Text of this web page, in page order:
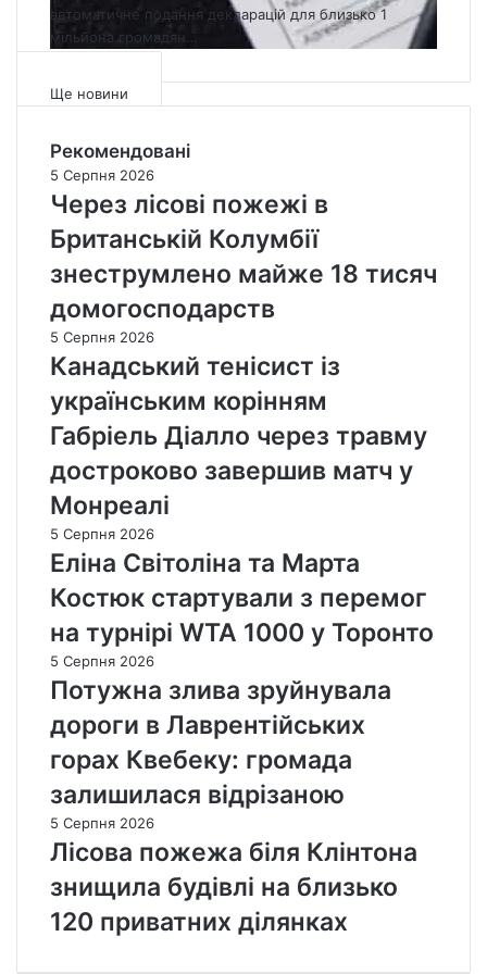
т
а
К
а
д
и
:
з
в
т
D
e
j
a
d
n
s
п
л
т
н
к
і
в
о
д
т
к
і
н
е
о
ч
і
п
о
р
а
д
и
ь
а
т
о
а
т
и
н
е
о
д
а
н
я
о
д
т
к
о
в
и
х
д
е
к
а
р
а
ц
і
й
д
л
автоматичне подання декларацій для близько 1
мільйона громадян…
Ще новини
Рекомендовані
5 Серпня 2026
Через лісові пожежі в
Британській Колумбії
знеструмлено майже 18 тисяч
домогосподарств
5 Серпня 2026
Канадський тенісист із
українським корінням
Габріель Діалло через травму
достроково завершив матч у
Монреалі
5 Серпня 2026
Еліна Світоліна та Марта
Костюк стартували з перемог
на турнірі WTA 1000 у Торонто
5 Серпня 2026
Потужна злива зруйнувала
дороги в Лаврентійських
горах Квебеку: громада
залишилася відрізаною
5 Серпня 2026
Лісова пожежа біля Клінтона
знищила будівлі на близько
120 приватних ділянках